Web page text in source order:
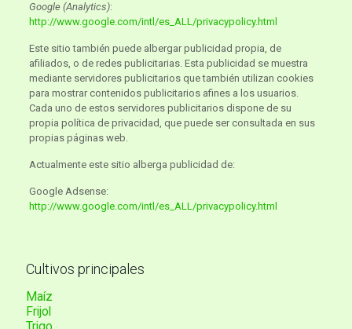
Google (Analytics):
http://www.google.com/intl/es_ALL/privacypolicy.html
Este sitio también puede albergar publicidad propia, de
afiliados, o de redes publicitarias. Esta publicidad se muestra
mediante servidores publicitarios que también utilizan cookies
para mostrar contenidos publicitarios afines a los usuarios.
Cada uno de estos servidores publicitarios dispone de su
propia política de privacidad, que puede ser consultada en sus
propias páginas web.
Actualmente este sitio alberga publicidad de:
Google Adsense:
http://www.google.com/intl/es_ALL/privacypolicy.html
Cultivos principales
Maíz
Frijol